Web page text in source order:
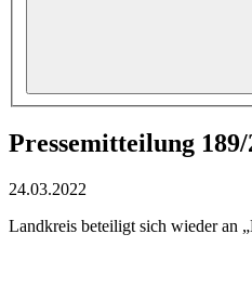
Pressemitteilung 189/
24.03.2022
Landkreis beteiligt sich wieder an